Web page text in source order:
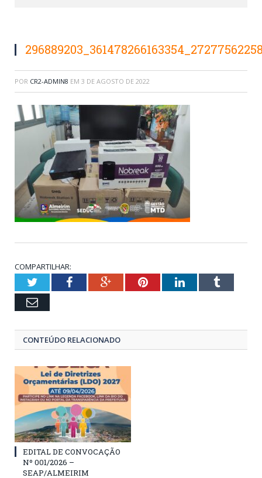
POR CR2-ADMIN8 EM 3 DE AGOSTO DE 2022
COMPARTILHAR:
TwitterFacebookGoogle+PinterestLinkedInTumblr
Email
CONTEÚDO RELACIONADO
EDITAL DE CONVOCAÇÃO
Nº 001/2026 –
SEAP/ALMEIRIM